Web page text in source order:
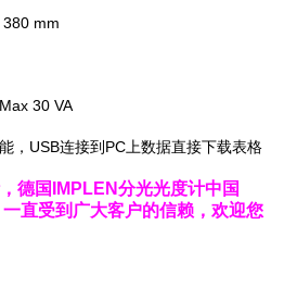
mm
30 VA
，USB连接到PC上数据直接下载表格
德国IMPLEN分光光度计中国
直受到广大客户的信赖，欢迎您